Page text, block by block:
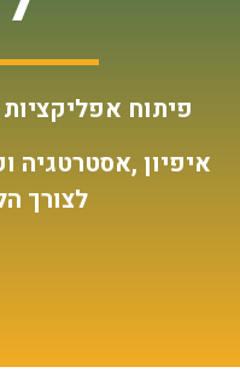
פיתוח
איפיון ,אסטרטגיה
לצורך